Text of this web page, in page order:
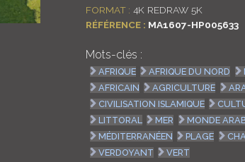
FORMAT : 4K REDRAW 5K
RÉFÉRENCE : MA1607-HP005633
Mots-clés :
AFRIQUE AFRIQUE DU NORD
AFRICAIN
AGRICULTURE
CIVILISATION ISLAMIQUE
LITTORAL
MER MONDE
MÉDITERRANÉEN
PLAGE
VERDOYANT
VERT